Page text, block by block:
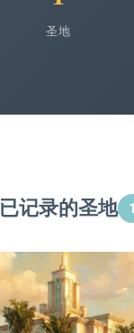
圣地
已记录的圣地 1